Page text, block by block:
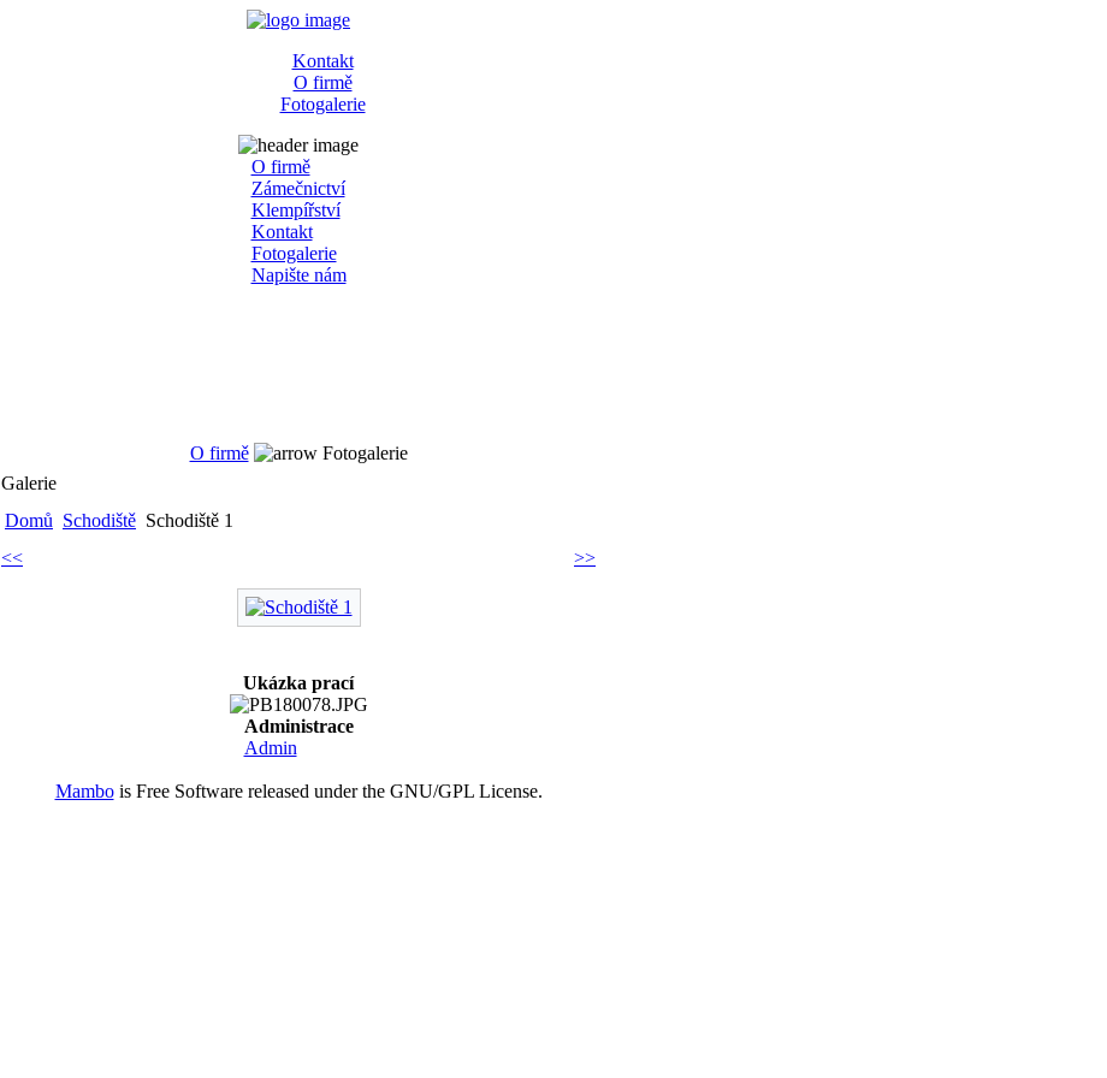
Kontakt
O firmě
Fotogalerie
O firmě
Zámečnictví
Klempířství
Kontakt
Fotogalerie
Napište nám
O firmě
Fotogalerie
Galerie
Domů Schodiště Schodiště 1
<<
>>
Ukázka prací
Administrace
Admin
Mambois Free Software released under the GNU/GPL License.